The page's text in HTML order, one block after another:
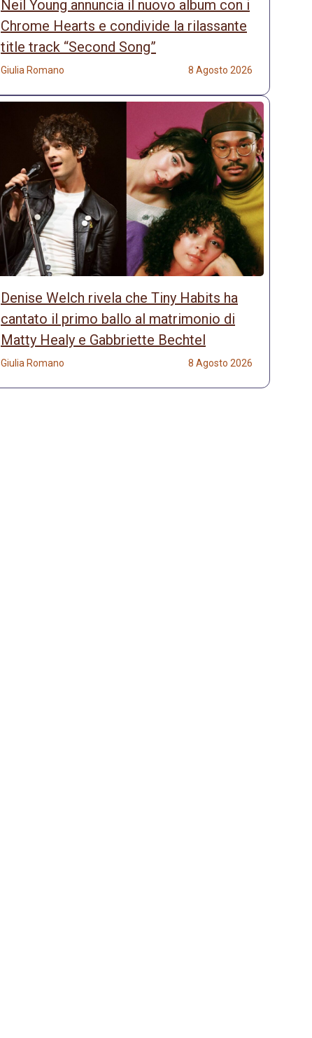
Neil Young annuncia il nuovo album con i
Chrome Hearts e condivide la rilassante
title track “Second Song”
Giulia Romano 8 Agosto 2026
Denise Welch rivela che Tiny Habits ha
cantato il primo ballo al matrimonio di
Matty Healy e Gabbriette Bechtel
Giulia Romano 8 Agosto 2026